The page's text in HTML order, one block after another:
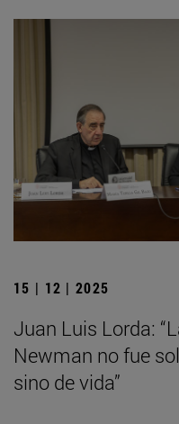
15 | 12 | 2025
Juan Luis Lorda:
Newman no fue
sino de vida”